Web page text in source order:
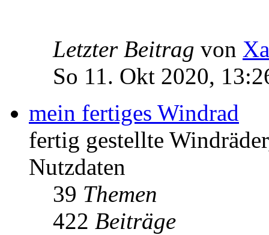
Letzter Beitrag von
So 11. Okt 2020,
mein fertiges Windrad
fertig gestellte
Nutzdaten
39 Themen
422 Beiträge